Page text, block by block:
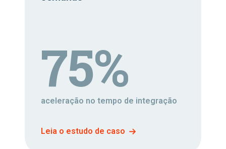
75%
aceleração no tempo de integração
Leia o estudo de caso